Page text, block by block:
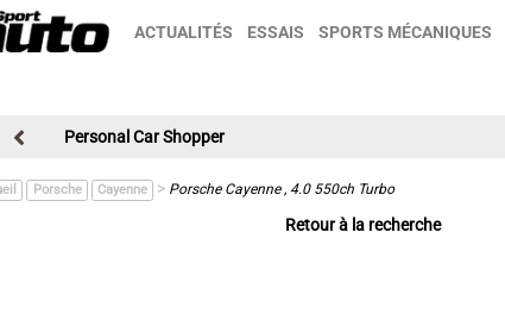
ACTUALITÉS ESSAIS SPORTS MÉCANIQUES
Personal Car Shopper
Porsche Cayenne > Porsche Cayenne , 4.0 550ch Turbo
Retour à la recherche